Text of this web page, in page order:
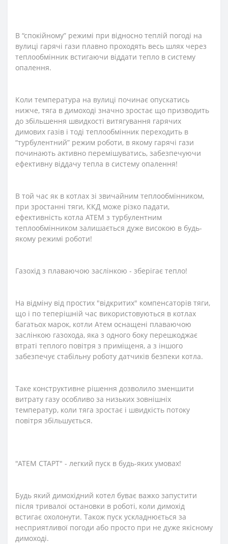
В “спокійному” режимі при відносно теплій погоді на
вулиці гарячі гази плавно проходять весь шлях через
теплообмінник встигаючи віддати тепло в систему
опалення.
Коли температура на вулиці починає опускатись
нижче, тяга в димоході значно зростає що призводить
до збільшення швидкості витягування гарячих
димових газів і тоді теплообмінник переходить в
“турбулентний” режим роботи, в якому гарячі гази
починають активно перемішуватись, забезпечуючи
ефективну віддачу тепла в систему опалення!
В той час як в котлах зі звичайним теплообмінником,
при зростанні тяги, ККД може різко падати,
ефективність котла АТЕМ з турбулентним
теплообмінником залишається дуже високою в будь-
якому режимі роботи!
Газохід з плаваючою заслінкою - зберігає тепло!
На відміну від простих "відкритих" компенсаторів тяги,
що і по теперішній час використовуються в котлах
багатьох марок, котли Атем оснащені плаваючою
заслінкою газохода, яка з одного боку перешкоджає
втраті теплого повітря з приміщеня, а з іншого
забезпечує стабільну роботу датчиків безпеки котла.
Таке конструктивне рішення дозволило зменшити
витрату газу особливо за низьких зовнішніх
температур, коли тяга зростає і швидкість потоку
повітря збільшується.
"АТЕМ СТАРТ" - легкий пуск в будь-яких умовах!
Будь який димохідний котел буває важко запустити
після тривалої остановки в роботі, коли димохід
встигає охолонути. Також пуск ускладнюється за
несприятливої погоди або просто при не дуже якісному
димоході.